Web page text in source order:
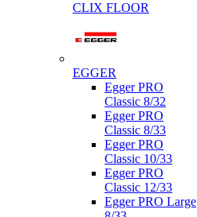
CLIX FLOOR
EGGER
Egger PRO
Classic 8/32
Egger PRO
Classic 8/33
Egger PRO
Classic 10/33
Egger PRO
Classic 12/33
Egger PRO Large